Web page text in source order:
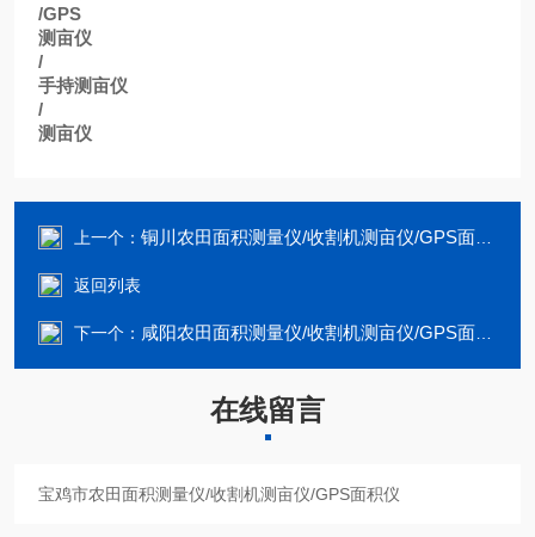
/GPS
测亩仪
/
手持测亩仪
/
测亩仪
上一个： 铜川农田面积测量仪/收割机测亩仪/GPS面积仪
返回列表
下一个： 咸阳农田面积测量仪/收割机测亩仪/GPS面积仪
在线留言